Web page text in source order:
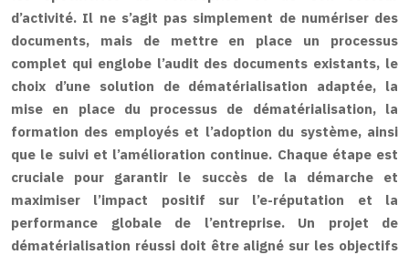
d’activité. Il ne s’agit pas simplement de numériser des
documents, mais de mettre en place un processus
complet qui englobe l’audit des documents existants, le
choix d’une solution de dématérialisation adaptée, la
mise en place du processus de dématérialisation, la
formation des employés et l’adoption du système, ainsi
que le suivi et l’amélioration continue. Chaque étape est
cruciale pour garantir le succès de la démarche et
maximiser l’impact positif sur l’e-réputation et la
performance globale de l’entreprise. Un projet de
dématérialisation réussi doit être aligné sur les objectifs